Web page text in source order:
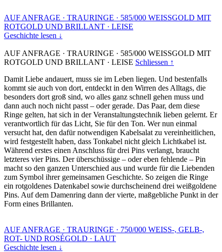
AUF ANFRAGE · TRAURINGE · 585/000 WEISSGOLD MIT
ROTGOLD UND BRILLANT · LEISE
Geschichte lesen ↓
AUF ANFRAGE · TRAURINGE · 585/000 WEISSGOLD MIT
ROTGOLD UND BRILLANT · LEISE Schliessen ↑
Damit Liebe andauert, muss sie im Leben liegen. Und bestenfalls
kommt sie auch von dort, entdeckt in den Wirren des Alltags, die
besonders dort groß sind, wo alles ganz schnell gehen muss und
dann auch noch nicht passt – oder gerade. Das Paar, dem diese
Ringe gelten, hat sich in der Veranstaltungstechnik lieben gelernt. Er
verantwortlich für das Licht, Sie für den Ton. Wer nun einmal
versucht hat, den dafür notwendigen Kabelsalat zu vereinheitlichen,
wird festgestellt haben, dass Tonkabel nicht gleich Lichtkabel ist.
Während erstes einen Anschluss für drei Pins verlangt, braucht
letzteres vier Pins. Der überschüssige – oder eben fehlende – Pin
macht so den ganzen Unterschied aus und wurde für die Liebenden
zum Symbol ihrer gemeinsamen Geschichte. So zeigen die Ringe
ein rotgoldenes Datenkabel sowie durchscheinend drei weißgoldene
Pins. Auf dem Damenring dann der vierte, maßgebliche Punkt in der
Form eines Brillanten.
AUF ANFRAGE · TRAURINGE · 750/000 WEISS-, GELB-,
ROT- UND ROSÉGOLD · LAUT
Geschichte lesen ↓